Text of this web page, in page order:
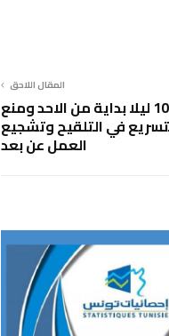
المقال اللاحق
منع الجولان من 10 ليلا بداية من الاحد ومنع
في التلقيح وتشجيع
العمل عن بعد